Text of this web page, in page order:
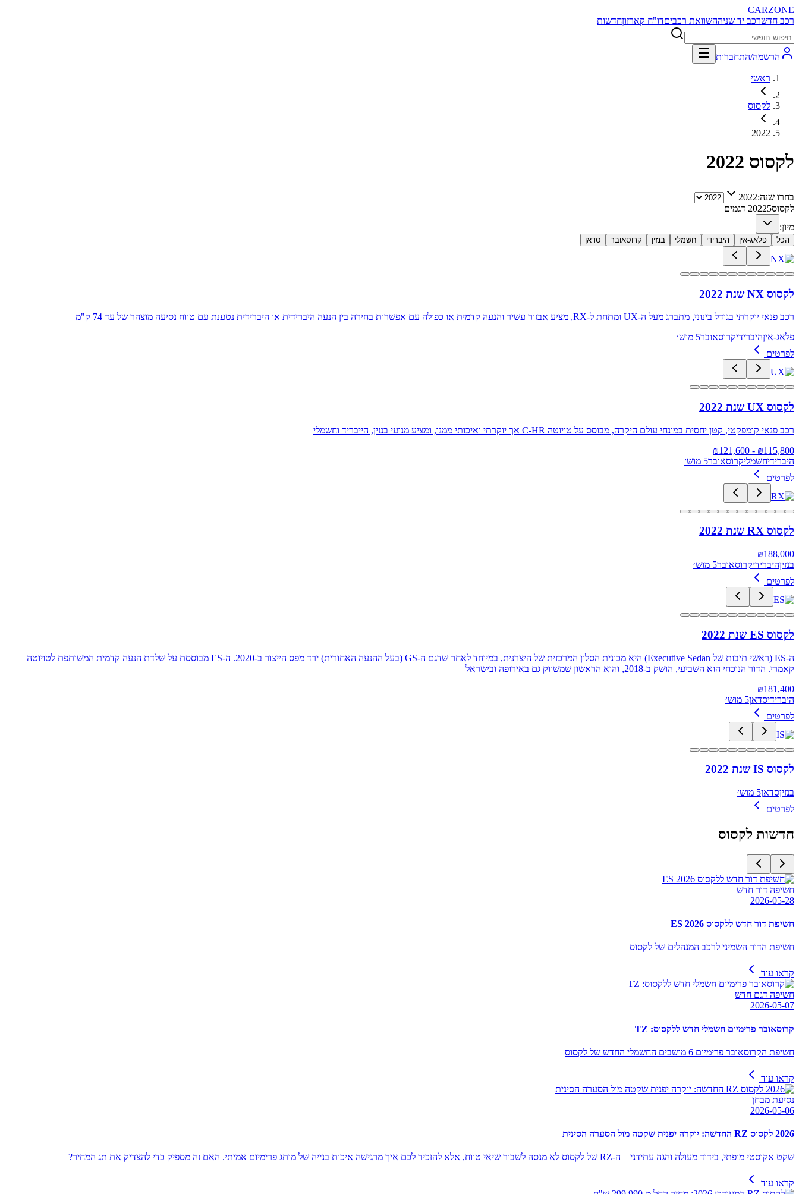
CARZONE
רכב חדשרכב יד שניההשוואת רכביםדו"ח קארזוןחדשות
הרשמה/התחברות
ראשי
לקסוס
2022
לקסוס 2022
בחרו שנה:2022
לקסוס 20225
דגמים
מיון:
הכל פלאג-אין היברידי חשמלי בנזין קרוסאובר סדאן
לקסוס NX שנת 2022
רכב פנאי יוקרתי בגודל בינוני, מתברג מעל ה-UX ומתחת ל-RX, מציע אבזור עשיר והנעה קדמית או כפולה עם אפשרות בחירה בין הנעה היברידית או היברידית נטענת עם טווח נסיעה מוצהר של עד 74 ק"מ
פלאג-איןהיברידיקרוסאובר5 מוש׳
לפרטים
לקסוס UX שנת 2022
רכב פנאי קומפקטי, קטן יחסית במונחי עולם היקרה, מבוסס על טויוטה C-HR אך יוקרתי ואיכותי ממנו, ומציע מנועי בנזין, הייבריד וחשמלי
₪115,800
- ₪
121,600
היברידיחשמליקרוסאובר5 מוש׳
לפרטים
לקסוס RX שנת 2022
₪188,000
בנזיןהיברידיקרוסאובר5 מוש׳
לפרטים
לקסוס ES שנת 2022
ה-ES (ראשי תיבות של Executive Sedan) היא מכונית הסלון המרכזית של היצרנית, במיוחד לאחר שדגם ה-GS (בעל ההנעה האחורית) ירד מפס הייצור ב-2020. ה-ES מבוססת על שלדת הנעה קדמית המשותפת לטויוטה
קאמרי. הדור הנוכחי הוא השביעי, הושק ב-2018, והוא הראשון שמשווק גם באירופה ובישראל
₪181,400
היברידיסדאן5 מוש׳
לפרטים
לקסוס IS שנת 2022
בנזיןסדאן5 מוש׳
לפרטים
חדשות לקסוס
חשיפה דור חדש
2026-05-28
חשיפת דור חדש ללקסוס ES 2026
חשיפת הדור השמיני לרכב המנהלים של לקסוס
קראו עוד
חשיפה דגם חדש
2026-05-07
קרוסאובר פרימיום חשמלי חדש ללקסוס: TZ
חשיפת הקרוסאובר פרימיום 6 מושבים החשמלי החדש של לקסוס
קראו עוד
נסיעת מבחן
2026-05-06
2026 לקסוס RZ החדשה: יוקרה יפנית שקטה מול הסערה הסינית
שקט אקוסטי מופתי, בידוד מעולה והגה עתידני – ה-RZ של לקסוס לא מנסה לשבור שיאי טווח, אלא להזכיר לכם איך מרגישה איכות בנייה של מותג פרימיום אמיתי. האם זה מספיק כדי להצדיק את תג המחיר?
קראו עוד